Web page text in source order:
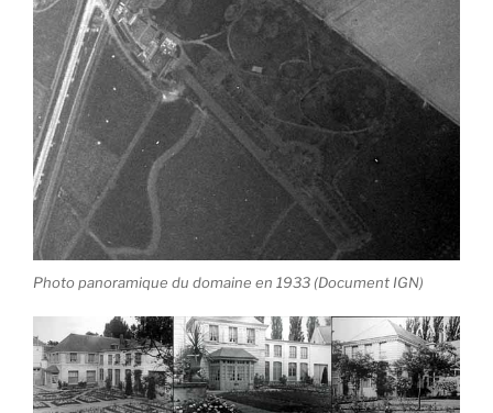
Photo panoramique du domaine en 1933 (Document IGN)